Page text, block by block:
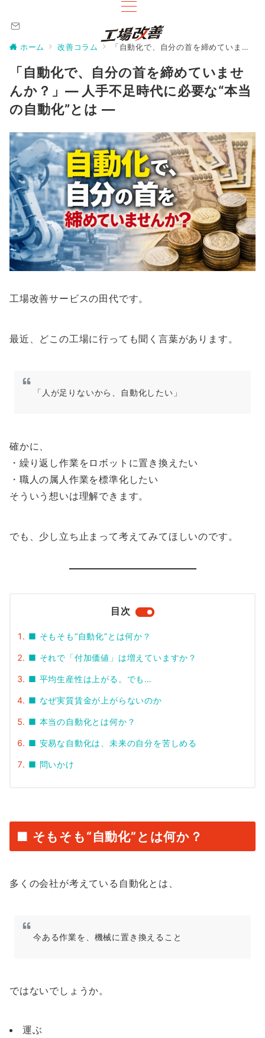
ホーム 改善コラム 「自動化で、自分の首を締めていませんか？」― 人手不足時代に必要な“本当の自動化”とは ―
「自動化で、自分の首を締めていませ
んか？」― 人手不足時代に必要な“本当
の自動化”とは ―
工場改善サービスの田代です。
最近、どこの工場に行っても聞く言葉があります。
「人が足りないから、自動化したい」
確かに、
・繰り返し作業をロボットに置き換えたい
・職人の属人作業を標準化したい
そういう想いは理解できます。
でも、少し立ち止まって考えてみてほしいのです。
目次
■ そもそも“自動化”とは何か？
■ それで「付加価値」は増えていますか？
■ 平均生産性は上がる。でも…
■ なぜ実質賃金が上がらないのか
■ 本当の自動化とは何か？
■ 安易な自動化は、未来の自分を苦しめる
■ 問いかけ
■ そもそも“自動化”とは何か？
多くの会社が考えている自動化とは、
今ある作業を、機械に置き換えること
ではないでしょうか。
運ぶ